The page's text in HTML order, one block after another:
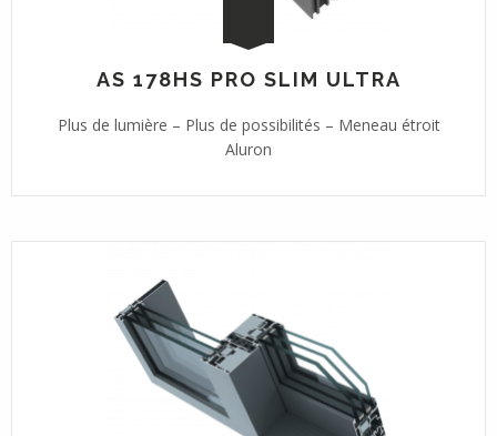
AS 178HS PRO SLIM ULTRA
Plus de lumière – Plus de possibilités – Meneau étroit
Aluron